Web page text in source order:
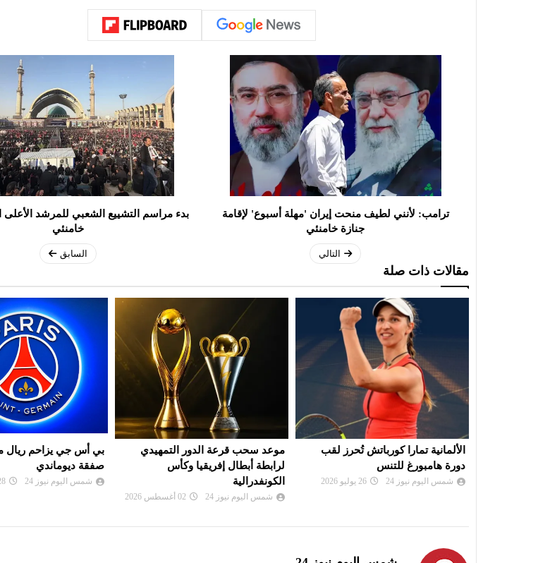
ترامب: لأنني لطيف منحت إيران 'مهلة أسبوع' لإقامة
جنازة خامنئي
التالي
بدء مراسم التشييع الشعبي للمرشد الأعلى
خامنئي
السابق
مقالات ذات صلة
الألمانية تمارا كورباتش تُحرز لقب
دورة هامبورغ للتنس
شمس اليوم نيوز 24 26 يوليو 2026
موعد سحب قرعة الدور التمهيدي
لرابطة أبطال إفريقيا وكأس
الكونفدرالية
شمس اليوم نيوز 24 02 أغسطس 2026
بي أس جي يزاحم ريال
صفقة ديوماندي
شمس اليوم نيوز 24 28